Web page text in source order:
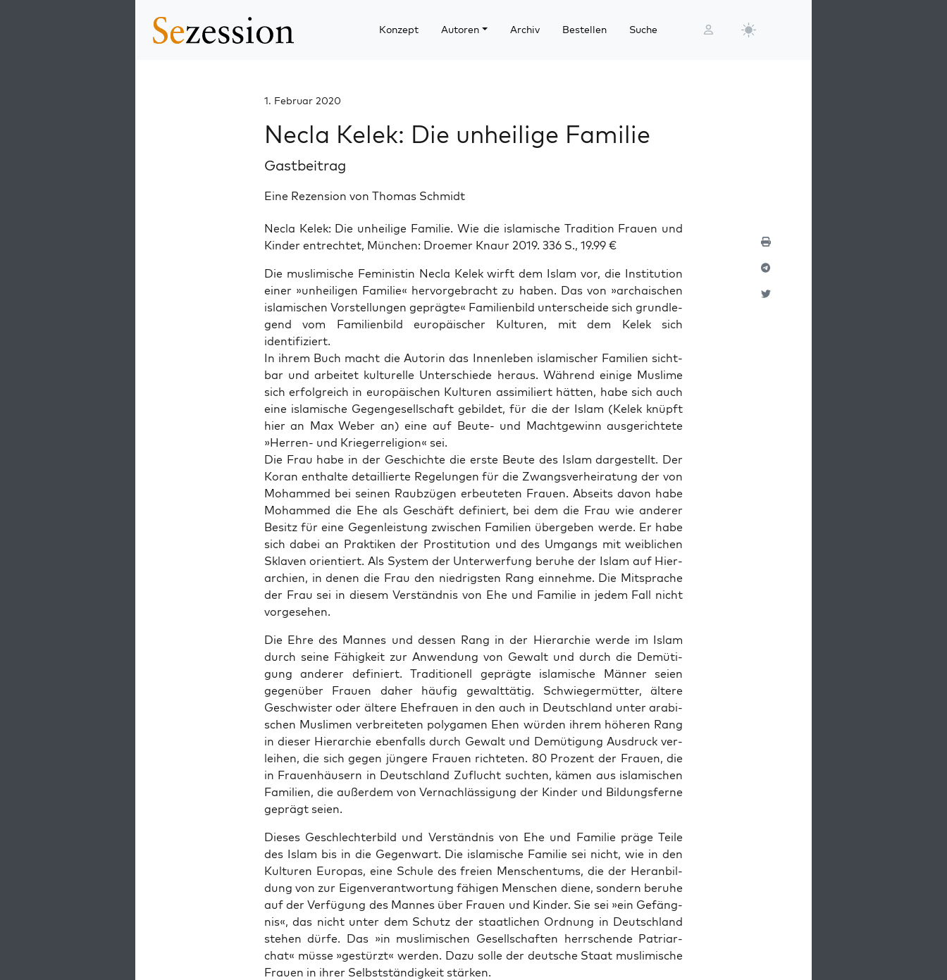
Konzept Autoren Archiv Bestellen Suche
1. Februar 2020
Necla Kelek: Die unheilige Familie
Gastbeitrag
Eine Rezension von Thomas Schmidt
Necla Kelek: Die unhei­li­ge Fami­lie. Wie die isla­mi­sche Tra­di­ti­on Frau­en und
Kin­der ent­rech­tet, Mün­chen: Droe­mer Knaur 2019. 336 S., 19.99 €
Die mus­li­mi­sche Femi­nis­tin Necla Kelek wirft dem Islam vor, die Insti­tu­ti­on
einer »unhei­li­gen Fami­lie« her­vor­ge­bracht zu haben. Das von »archai­schen
isla­mi­schen Vor­stel­lun­gen gepräg­te« Fami­li­en­bild unter­schei­de sich grund­le­
gend vom Fami­li­en­bild euro­päi­scher Kul­tu­ren, mit dem Kelek sich
identifiziert.
In ihrem Buch macht die Autorin das Innen­le­ben isla­mi­scher Fami­li­en sicht­
bar und arbei­tet kul­tu­rel­le Unter­schie­de her­aus. Wäh­rend eini­ge Mus­li­me
sich erfolg­reich in euro­päi­schen Kul­tu­ren assi­mi­liert hät­ten, habe sich auch
eine isla­mi­sche Gegen­ge­sell­schaft gebil­det, für die der Islam (Kelek knüpft
hier an Max Weber an) eine auf Beu­te- und Macht­ge­winn aus­ge­rich­te­te
»Her­ren- und Krie­ger­re­li­gi­on« sei.
Die Frau habe in der Geschich­te die ers­te Beu­te des Islam dar­ge­stellt. Der
Koran ent­hal­te detail­lier­te Rege­lun­gen für die Zwangs­ver­hei­ra­tung der von
Moham­med bei sei­nen Raub­zü­gen erbeu­te­ten Frau­en. Abseits davon habe
Moham­med die Ehe als Geschäft defi­niert, bei dem die Frau wie ande­rer
Besitz für eine Gegen­leis­tung zwi­schen Fami­li­en über­ge­ben wer­de. Er habe
sich dabei an Prak­ti­ken der Pro­sti­tu­ti­on und des Umgangs mit weib­li­chen
Skla­ven ori­en­tiert. Als Sys­tem der Unter­wer­fung beru­he der Islam auf Hier­
ar­chien, in denen die Frau den nied­rigs­ten Rang ein­neh­me. Die Mit­spra­che
der Frau sei in die­sem Ver­ständ­nis von Ehe und Fami­lie in jedem Fall nicht
vorgesehen.
Die Ehre des Man­nes und des­sen Rang in der Hier­ar­chie wer­de im Islam
durch sei­ne Fähig­keit zur Anwen­dung von Gewalt und durch die Demü­ti­
gung ande­rer defi­niert. Tra­di­tio­nell gepräg­te isla­mi­sche Män­ner sei­en
gegen­über Frau­en daher häu­fig gewalt­tä­tig. Schwie­ger­müt­ter, älte­re
Geschwis­ter oder älte­re Ehe­frau­en in den auch in Deutsch­land unter ara­bi­
schen Mus­li­men ver­brei­te­ten poly­ga­men Ehen wür­den ihrem höhe­ren Rang
in die­ser Hier­ar­chie eben­falls durch Gewalt und Demü­ti­gung Aus­druck ver­
lei­hen, die sich gegen jün­ge­re Frau­en rich­te­ten. 80 Pro­zent der Frau­en, die
in Frau­en­häu­sern in Deutsch­land Zuflucht such­ten, kämen aus isla­mi­schen
Fami­li­en, die außer­dem von Ver­nach­läs­si­gung der Kin­der und Bil­dungs­fer­ne
geprägt seien.
Die­ses Geschlech­ter­bild und Ver­ständ­nis von Ehe und Fami­lie prä­ge Tei­le
des Islam bis in die Gegen­wart. Die isla­mi­sche Fami­lie sei nicht, wie in den
Kul­tu­ren Euro­pas, eine Schu­le des frei­en Men­schen­tums, die der Her­an­bil­
dung von zur Eigen­ver­ant­wor­tung fähi­gen Men­schen die­ne, son­dern beru­he
auf der Ver­fü­gung des Man­nes über Frau­en und Kin­der. Sie sei »ein Gefäng­
nis«, das nicht unter dem Schutz der staat­li­chen Ord­nung in Deutsch­land
ste­hen dür­fe. Das »in mus­li­mi­schen Gesell­schaf­ten herr­schen­de Patri­ar­
chat« müs­se »gestürzt« wer­den. Dazu sol­le der deut­sche Staat mus­li­mi­sche
Frau­en in ihrer Selbst­stän­dig­keit stärken.